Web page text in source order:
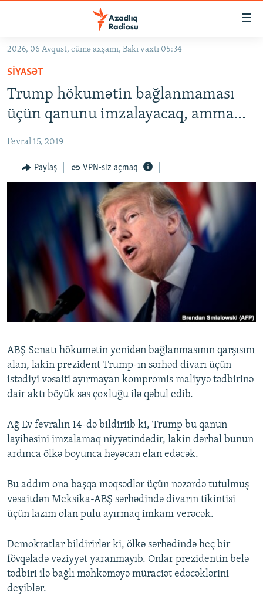
Əsas
qayıt
Əsas
naviqasiyaya
qayıt
Axtarışa
GÜNDƏM
KORRUPSIOMETR
#ƏSLINDƏ
FƏRQƏ BAX
QANUNI DOĞRU
FOTOQALEREYA
KARIKATURA
OXU ZALI
AZƏRBAYCAN ƏDƏBIYYATI KITABXANASI
İSLAM VƏ DEMOKRATIYA
İZ - MƏDƏNIYYƏT PROQRAMI
HAQQIMIZDA
PEŞƏ ETIKASI VƏ JURNALISTIKA STANDARTLARIMIZ
MATERIALLARIMIZDAN ISTIFADƏ
BIZIMLƏ ƏLAQƏ
XƏBƏR BÜLLETENLƏRIMIZ
BIZI IZLƏ
2026, 06 Avqust, cümə axşamı, Bakı vaxtı 05:34
SIYASƏT
Trump hökumətin bağlanmaması
üçün qanunu imzalayacaq, amma…
Fevral 15, 2019
Paylaş VPN-siz açmaq
ABŞ Senatı hökumətin yenidən bağlanmasının qarşısını
alan, lakin prezident Trump-ın sərhəd divarı üçün
istədiyi vəsaiti ayırmayan kompromis maliyyə tədbirinə
dair aktı böyük səs çoxluğu ilə qəbul edib.
Ağ Ev fevralın 14-də bildiriib ki, Trump bu qanun
layihəsini imzalamaq niyyətindədir, lakin dərhal bunun
ardınca ölkə boyunca həyəcan elan edəcək.
Bu addım ona başqa məqsədlər üçün nəzərdə tutulmuş
vəsaitdən Meksika-ABŞ sərhədində divarın tikintisi
üçün lazım olan pulu ayırmaq imkanı verəcək.
Demokratlar bildirirlər ki, ölkə sərhədində heç bir
fövqəladə vəziyyət yaranmayıb. Onlar prezidentin belə
tədbiri ilə bağlı məhkəməyə müraciət edəcəklərini
deyiblər.